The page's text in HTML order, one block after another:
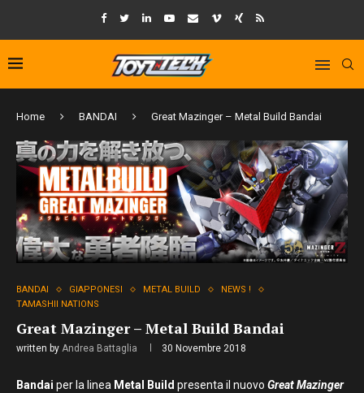
Home BANDAI Great Mazinger – Metal Build Bandai
BANDAI GIAPPONESI METAL BUILD
NEWS !
TAMASHII NATIONS
Great Mazinger – Metal Build Bandai
written by Andrea Battaglia 30 Novembre 2018
Bandai per la linea Metal Build presenta il nuovo Great Mazinger